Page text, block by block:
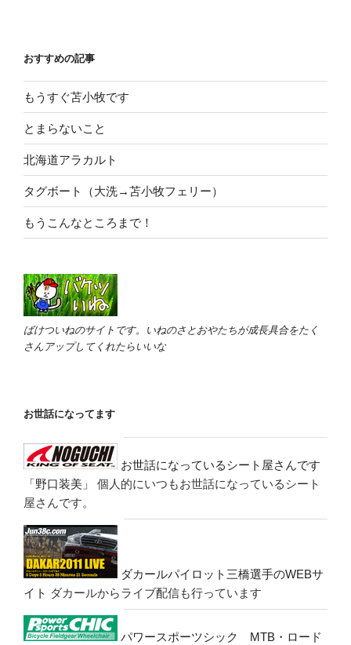
おすすめの記事
もうすぐ苫小牧です
とまらないこと
北海道アラカルト
タグボート（大洗→苫小牧フェリー）
もうこんなところまで！
ばけついねのサイトです。いねのさとおやたちが成長具合をたく
さんアップしてくれたらいいな
お世話になってます
お世話になっているシート屋さんです
「野口装美」
個人的にいつもお世話になっているシート
屋さんです。
ダカールパイロット三橋選手のWEBサ
イト ダカールからライブ配信も行っています
パワースポーツシック MTB・ロード